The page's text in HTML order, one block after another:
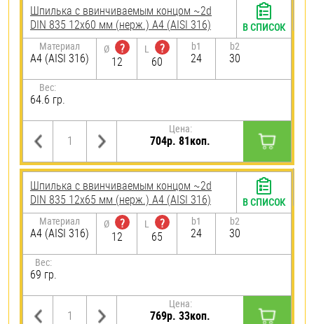
Шпилька c ввинчиваемым концом ~2d
DIN 835 12х60 мм (нерж.) A4 (AISI 316)
Материал
A4 (AISI 316)
Ø
?
12
L
?
60
b1
24
b2
30
Вес:
64.6 гр.
Цена:
704р. 81коп.
В СПИСОК
Шпилька c ввинчиваемым концом ~2d
DIN 835 12х65 мм (нерж.) A4 (AISI 316)
Материал
A4 (AISI 316)
Ø
?
12
L
?
65
b1
24
b2
30
Вес:
69 гр.
Цена:
769р. 33коп.
В СПИСОК